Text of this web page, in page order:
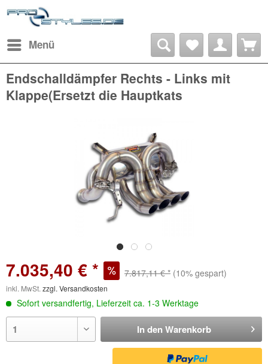
Menü
Endschalldämpfer Rechts - Links mit
Klappe(Ersetzt die Hauptkats
7.035,40 € * 7.817,11 € * (10% gespart)
inkl. MwSt. zzgl. Versandkosten
Sofort versandfertig, Lieferzeit ca. 1-3 Werktage
In den Warenkorb